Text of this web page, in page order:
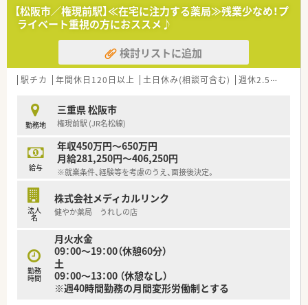
【松阪市／権現前駅】≪在宅に注力する薬局≫残業少なめ！プ
ライベート重視の方におススメ♪
検討リストに追加
駅チカ 年間休日120日以上 土日休み(相談可含む) 週休2.5日以上
勤務地
三重県 松阪市
権現前駅 (JR名松線)
給与
年収450万円～650万円
月給281,250円～406,250円
※就業条件、経験等を考慮のうえ、面接後決定。
法人
名
株式会社メディカルリンク
健やか薬局 うれしの店
勤務
時間
月火水金
09：00～19：00（休憩60分）
土
09：00～13：00 （休憩なし）
※週40時間勤務の月間変形労働制とする